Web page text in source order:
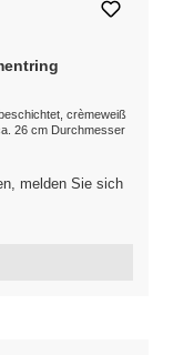
crèmeweiß
melden Sie sich